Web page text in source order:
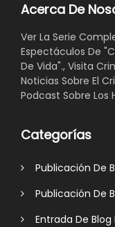
Acerca De
Ver La Serie
Espectáculos De
De Vida"., Visita
Noticias Sobre El
Podcast Sobre Los
Categorías
Publicación De
Publicación De
Entrada De Blog